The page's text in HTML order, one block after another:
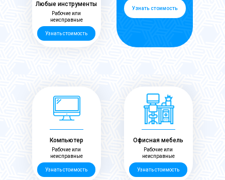
Узнать стоимость
Узнать стоимость
Рабочие или
неисправные
Любые инструменты
Компьютер
Рабочие или
неисправные
Узнать стоимость
Офисная мебель
Рабочие или
неисправные
Узнать стоимость